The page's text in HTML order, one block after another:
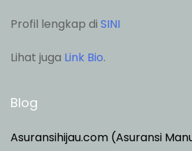
Profil lengkap di SINI
Lihat juga Link Bio.
Blog
Asuransihijau.com (Asuransi